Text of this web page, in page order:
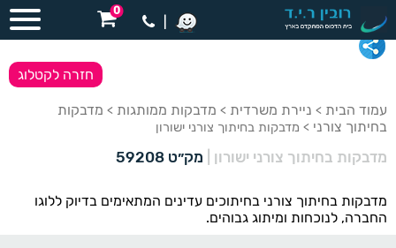
0
עמוד הבית > ניירת משרדית > מדבקות ממותגות > מדבקות
בחיתוך צורני > מדבקות בחיתוך צורני ישורון
מדבקות בחיתוך צורני ישורון מק״ט 59208
חזרה לקטלוג
מדבקות בחיתוך צורני בחיתוכים עדינים המתאימים בדיוק ללוגו
החברה, לנוכחות ומיתוג גבוהים.